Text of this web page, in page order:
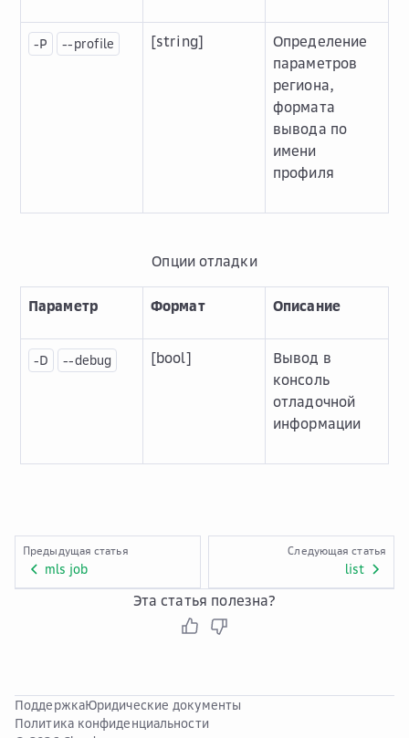
-P --profile [string]
Определение
параметров
региона,
формата
вывода по
имени
профиля
Опции отладки
Параметр Формат Описание
-D --debug [bool]
Вывод в
консоль
отладочной
информации
Предыдущая статья
mls job
Следующая статья
list
Эта статья полезна?
ПоддержкаЮридические документы
Политика конфиденциальности